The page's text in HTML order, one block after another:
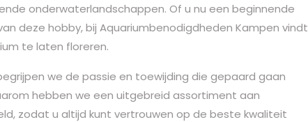
onderwaterlandschappen. Of u nu een beginnende
deze hobby, bij Aquariumbenodigdheden Kampen vindt
te laten floreren.
we de passie en toewijding die gepaard gaan
hebben we een uitgebreid assortiment aan
zodat u altijd kunt vertrouwen op de beste kwaliteit